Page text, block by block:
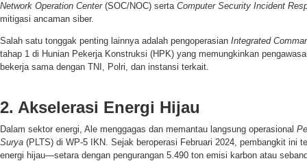
Network Operation Center(SOC/NOC) serta Computer Security Incident
mitigasi ancaman siber.
Salah satu tonggak penting lainnya adalah pengoperasian Integrated
tahap 1 di Hunian Pekerja Konstruksi (HPK) yang memungkinkan
bekerja sama dengan TNI, Polri, dan instansi terkait.
2. Akselerasi Energi Hijau
Dalam sektor energi, Ale menggagas dan memantau langsung operasional
Surya (PLTS) di WP-5 IKN. Sejak beroperasi Februari 2024, pembangkit ini
energi hijau—setara dengan pengurangan 5.490 ton emisi karbon atau